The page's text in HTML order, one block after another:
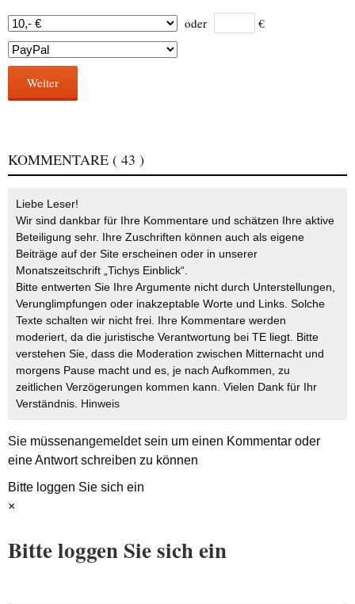
oder €
Weiter
KOMMENTARE ( 43 )
Liebe Leser!
Wir sind dankbar für Ihre Kommentare und schätzen Ihre aktive
Beteiligung sehr. Ihre Zuschriften können auch als eigene
Beiträge auf der Site erscheinen oder in unserer
Monatszeitschrift „Tichys Einblick“.
Bitte entwerten Sie Ihre Argumente nicht durch Unterstellungen,
Verunglimpfungen oder inakzeptable Worte und Links. Solche
Texte schalten wir nicht frei. Ihre Kommentare werden
moderiert, da die juristische Verantwortung bei TE liegt. Bitte
verstehen Sie, dass die Moderation zwischen Mitternacht und
morgens Pause macht und es, je nach Aufkommen, zu
zeitlichen Verzögerungen kommen kann. Vielen Dank für Ihr
Verständnis. Hinweis
Sie müssenangemeldetsein um einen Kommentar oder
eine Antwort schreiben zu können
Bitte loggen Sie sich ein
×
Bitte loggen Sie sich ein